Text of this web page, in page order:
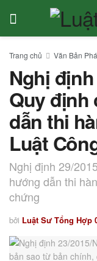
Trang chủ Văn Bản
Nghị
Quy định
dẫn thi
Luật
Nghị định 29/
hướng dẫn thi
chứng
bởi Luật Sư Tổng Hợp